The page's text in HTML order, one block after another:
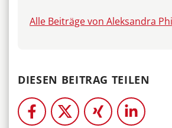
Alle Beiträge von Aleksandra
DIESEN BEITRAG TEILEN